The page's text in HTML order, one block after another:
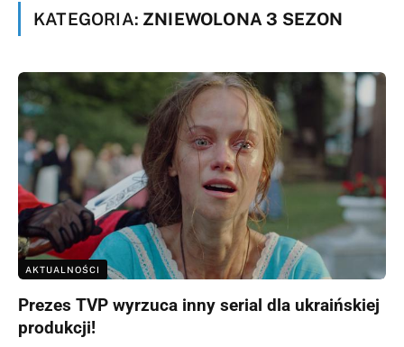
KATEGORIA: ZNIEWOLONA 3 SEZON
AKTUALNOŚCI
Prezes TVP wyrzuca inny serial dla ukraińskiej
produkcji!